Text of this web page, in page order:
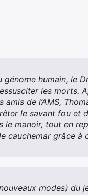
humain, le
les morts.
de l’AMS,
le savant fou
manoir, tout en
cauchemar grâce à
modes) du